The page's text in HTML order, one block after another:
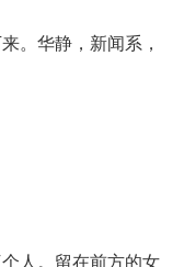
。华静，新闻系，
人。留在前方的女